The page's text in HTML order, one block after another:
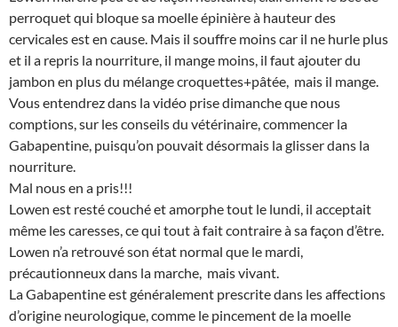
perroquet qui bloque sa moelle épinière à hauteur des
cervicales est en cause. Mais il souffre moins car il ne hurle plus
et il a repris la nourriture, il mange moins, il faut ajouter du
jambon en plus du mélange croquettes+pâtée, mais il mange.
Vous entendrez dans la vidéo prise dimanche que nous
comptions, sur les conseils du vétérinaire, commencer la
Gabapentine, puisqu’on pouvait désormais la glisser dans la
nourriture.
Mal nous en a pris!!!
Lowen est resté couché et amorphe tout le lundi, il acceptait
même les caresses, ce qui tout à fait contraire à sa façon d’être.
Lowen n’a retrouvé son état normal que le mardi,
précautionneux dans la marche, mais vivant.
La Gabapentine est généralement prescrite dans les affections
d’origine neurologique, comme le pincement de la moelle